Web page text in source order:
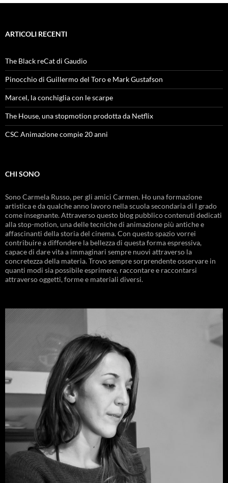
ARTICOLI RECENTI
The Black reCat di Gaudio
Pinocchio di Guillermo del Toro e Mark Gustafson
Marcel, la conchiglia con le scarpe
The House, una stopmotion prodotta da Netflix
CSC Animazione compie 20 anni
CHI SONO
Sono Carmela Russo, per gli amici Carmen. Ho una formazione
artistica e da qualche anno lavoro nella scuola secondaria di I grado
come insegnante. Attraverso questo blog pubblico contenuti dedicati
alla stop-motion, una delle tecniche di animazione più antiche e
affascinanti della storia del cinema. Con questo spazio vorrei
contribuire a diffondere la bellezza di questa forma espressiva,
capace di dare vita a immaginari sempre nuovi attraverso la
concretezza della materia. Trovo sempre sorprendente osservare in
quanti modi sia possibile esprimere, raccontare e raccontarsi
attraverso oggetti, forme e materiali diversi.